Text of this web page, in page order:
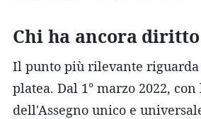
Chi ha ancora
Il punto più rilevante
platea. Dal 1° marzo 2022,
dell'Assegno unico e